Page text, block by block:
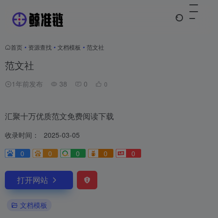
首页 • 资源查找 • 文档模板 • 范文社
范文社
1年前发布 38 0 0
汇聚十万优质范文免费阅读下载
收录时间：
2025-03-05
0
0 0 0 0
打开网站
文档模板